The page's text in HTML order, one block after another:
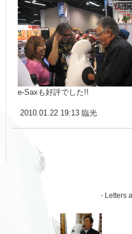
e-Saxも好評でした!!
2010.01.22 19:13 臨光
- Letters